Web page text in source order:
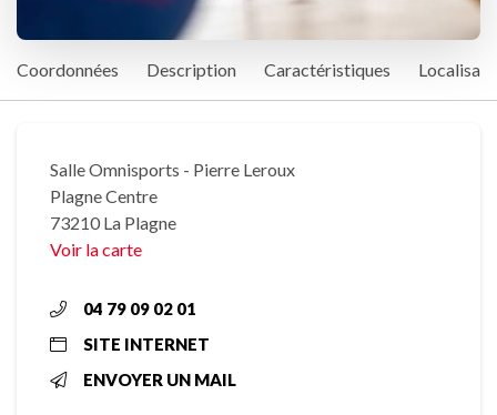
Coordonnées Description Caractéristiques
Salle Omnisports - Pierre Leroux
Plagne Centre
73210 La Plagne
Voir la carte
04 79 09 02 01
SITE INTERNET
ENVOYER UN MAIL